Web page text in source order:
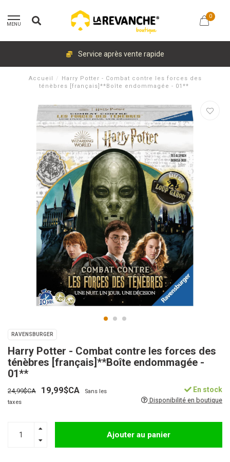
MENU
0
Service après vente rapide
Accueil /
Harry Potter - Combat contre les forces des
ténèbres [français]**Boîte endommagée - 01**
RAVENSBURGER
Harry Potter - Combat contre les forces des
ténèbres [français]**Boîte endommagée -
01**
24,99$CA 19,99$CA
Sans les
taxes
En stock
Disponibilité en boutique
Ajouter au panier